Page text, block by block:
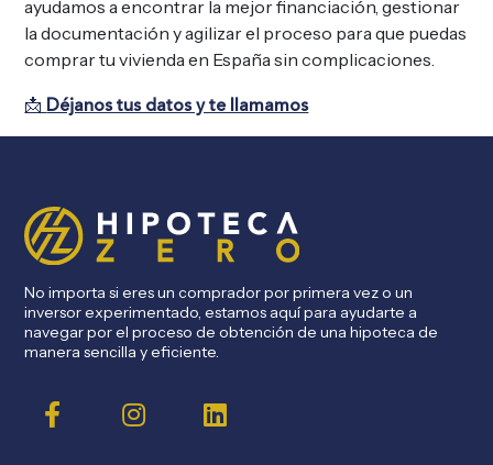
ayudamos a encontrar la mejor financiación, gestionar
la documentación y agilizar el proceso para que puedas
comprar tu vivienda en España sin complicaciones.
📩 Déjanos tus datos y te llamamos
No importa si eres un comprador por primera vez o un
inversor experimentado, estamos aquí para ayudarte a
navegar por el proceso de obtención de una hipoteca de
manera sencilla y eficiente.